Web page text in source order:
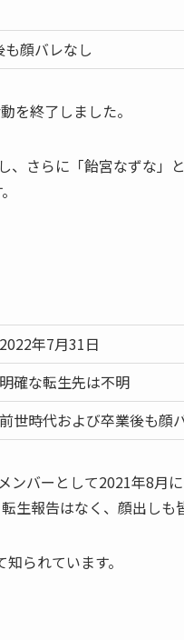
顔バレなし
を終了しました。
、さらに「飴宮なずな」
2022年7月31日
明確な転生先は不明
前世時代および卒業後も顔
バーとして2021年8月
生報告はなく、顔出しも
られています。